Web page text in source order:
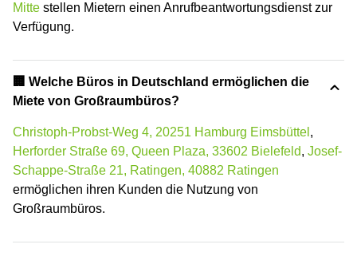
Mitte stellen Mietern einen Anrufbeantwortungsdienst zur
Verfügung.
‍🏢 Welche Büros in Deutschland ermöglichen die
Miete von Großraumbüros?
Christoph-Probst-Weg 4, 20251 Hamburg Eimsbüttel ,
Herforder Straße 69, Queen Plaza, 33602 Bielefeld, Josef-
Schappe-Straße 21, Ratingen, 40882 Ratingen
ermöglichen ihren Kunden die Nutzung von
Großraumbüros.